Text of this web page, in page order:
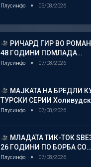
Плусинфо 05/08/2026
РИЧАРД ГИР ВО
48 ГОДИНИ ПОМЛАДА…
Плусинфо 07/08/2026
МАЈКАТА НА БРЕДЛИ
ТУРСКИ СЕРИИ
Плусинфо 07/08/2026
МЛАДАТА ТИК-ТОК
26 ГОДИНИ ПО БОРБА СО…
Плусинфо 07/08/2026